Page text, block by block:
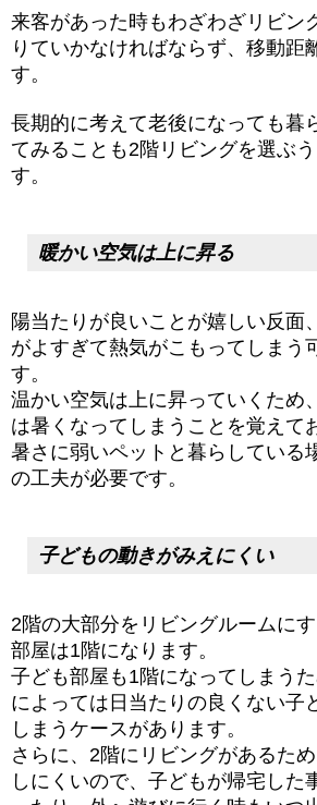
来客があった時もわざわざリビン
りていかなければならず、移動距
す。
長期的に考えて老後になっても暮
てみることも2階リビングを選ぶ
す。
暖かい空気は上に昇る
陽当たりが良いことが嬉しい反面
がよすぎて熱気がこもってしまう
す。
温かい空気は上に昇っていくため
は暑くなってしまうことを覚えて
暑さに弱いペットと暮らしている
の工夫が必要です。
子どもの動きがみえにくい
2階の大部分をリビングルームに
部屋は1階になります。
子ども部屋も1階になってしまう
によっては日当たりの良くない子
しまうケースがあります。
さらに、2階にリビングがあるた
しにくいので、子どもが帰宅した